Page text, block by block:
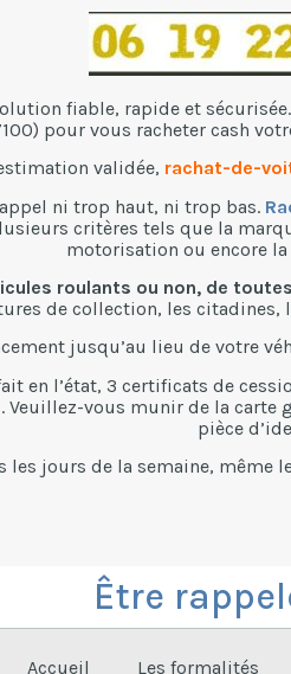
fiable, rapide et
pour vous racheter cash
validée, rachat-de-
ni trop haut, ni trop bas.
critères tels que la
motorisation ou encore
roulants ou non, de
de collection, les citadines,
jusqu’au lieu de votre
en l’état, 3 certificats de
Veuillez-vous munir de la carte
pièce
les jours de la semaine, même
Être
Accueil Les formalités